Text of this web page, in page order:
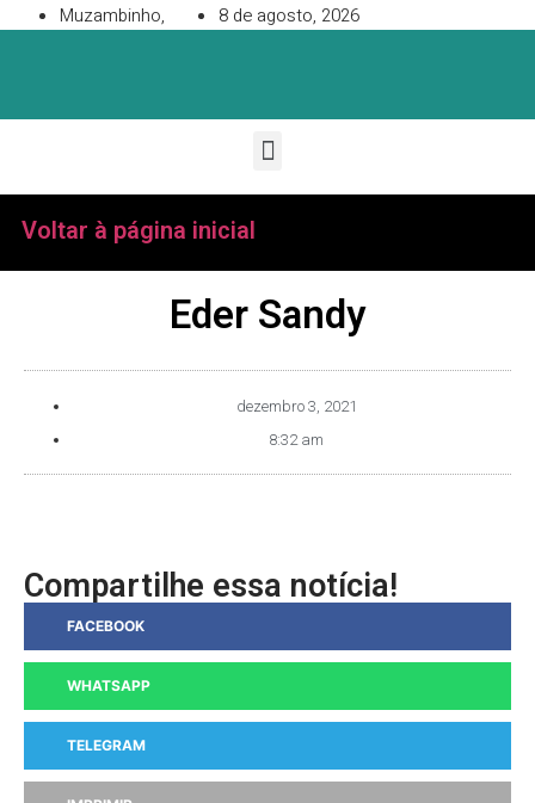
Muzambinho, 8 de agosto, 2026
Voltar à página inicial
Eder Sandy
dezembro 3, 2021
8:32 am
Compartilhe essa notícia!
FACEBOOK
WHATSAPP
TELEGRAM